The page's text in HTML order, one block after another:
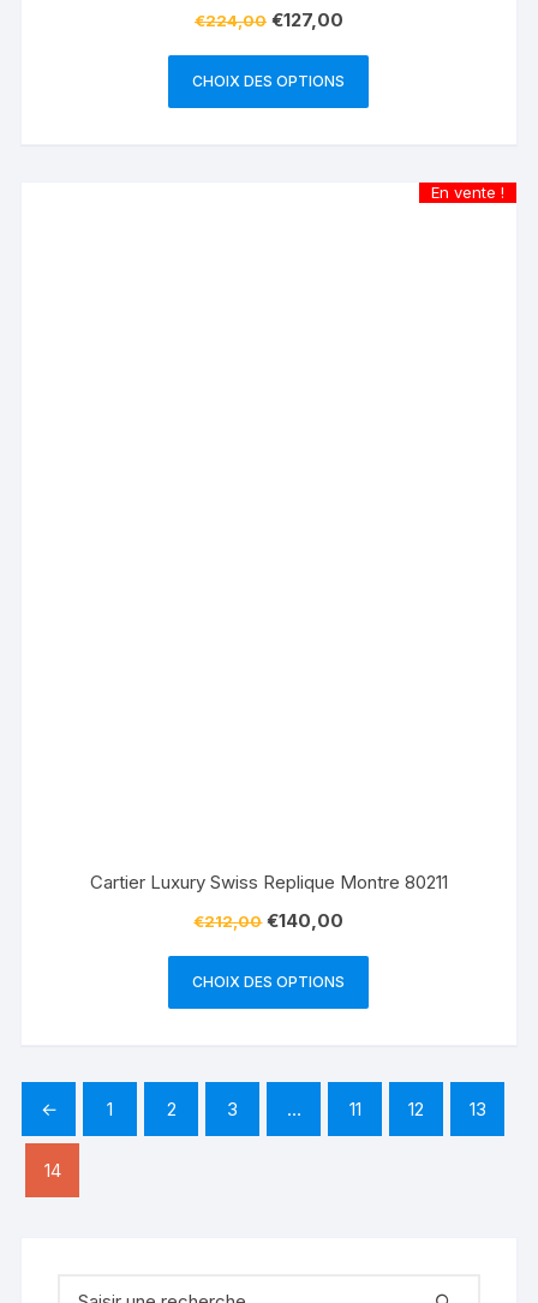
€224,00 €127,00
CHOIX DES OPTIONS
En vente !
Cartier Luxury Swiss Replique Montre 80211
€212,00 €140,00
CHOIX DES OPTIONS
← 1 2 3 … 11 12 13
14